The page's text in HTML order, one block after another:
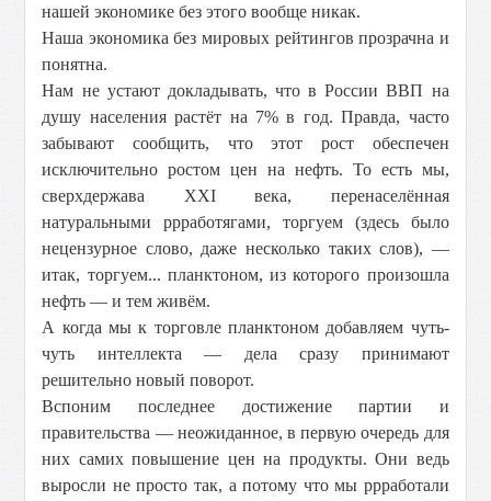
нашей экономике без этого вообще никак.
Наша экономика без мировых рейтингов прозрачна и
понятна.
Нам не устают докладывать, что в России ВВП на
душу населения растёт на 7% в год. Правда, часто
забывают сообщить, что этот рост обеспечен
исключительно ростом цен на нефть. То есть мы,
сверхдержава XXI века, перенаселённая
натуральными ррработягами, торгуем (здесь было
нецензурное слово, даже несколько таких слов), —
итак, торгуем... планктоном, из которого произошла
нефть — и тем живём.
А когда мы к торговле планктоном добавляем чуть-
чуть интеллекта — дела сразу принимают
решительно новый поворот.
Вспоним последнее достижение партии и
правительства — неожиданное, в первую очередь для
них самих повышение цен на продукты. Они ведь
выросли не просто так, а потому что мы ррработали